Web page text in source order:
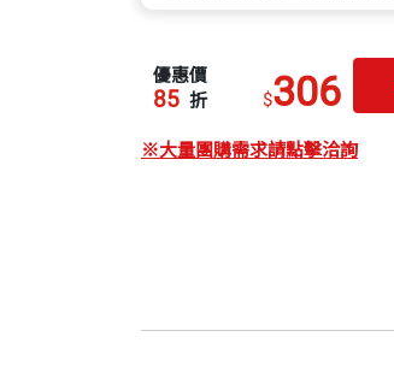
優惠價
85 折 $306
※大量團購需求請點擊洽詢